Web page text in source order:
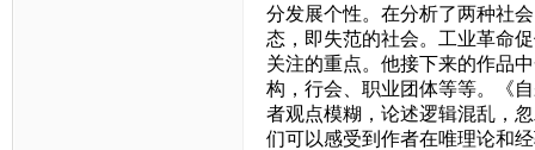
分发展个性。在分析了两种社
态，即失范的社会。工业革命
关注的重点。他接下来的作品
构，行会、职业团体等等。《
者观点模糊，论述逻辑混乱，
们可以感受到作者在唯理论和